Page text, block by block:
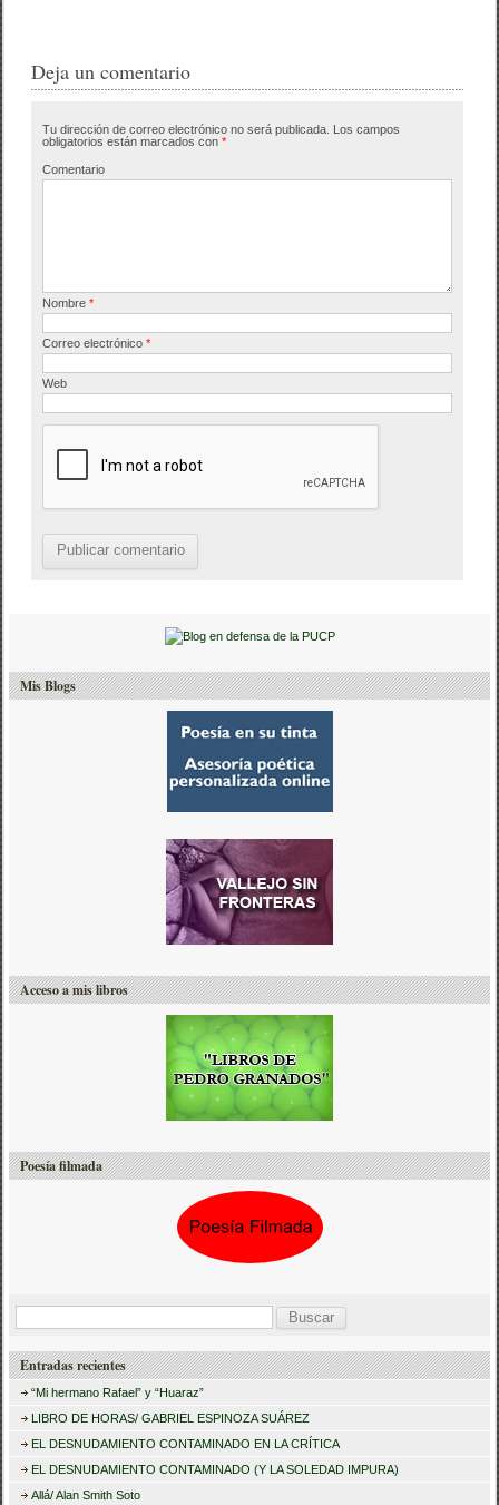
e
o
o
er p
tir
Deja un comentario
Tu dirección de correo electrónico no será publicada. Los campos
obligatorios están marcados con*
Comentario
Nombre*
Correo electrónico*
Web
Mis Blogs
Acceso a mis libros
Poesía filmada
s
r
Entradas recientes
“Mi hermano Rafael” y “Huaraz”
LIBRO DE HORAS/ GABRIEL ESPINOZA SUÁREZ
EL DESNUDAMIENTO CONTAMINADO EN LA CRÍTICA
EL DESNUDAMIENTO CONTAMINADO (Y LA SOLEDAD IMPURA)
Allá/ Alan Smith Soto